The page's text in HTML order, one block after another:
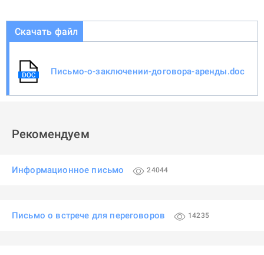
Скачать файл
Письмо-о-заключении-договора-аренды.doc
Рекомендуем
Информационное письмо 24044
Письмо о встрече для переговоров 14235